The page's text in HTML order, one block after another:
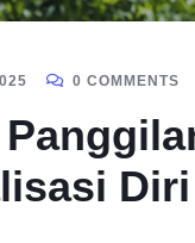
0 COMMENTS
Diri